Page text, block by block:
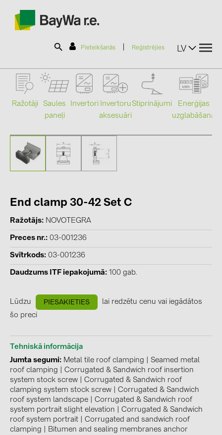
Pieteikšanās Reģistrējies LV
SOLAR-PLANIT
Informācija
Katalogi
kontakti
KATEGORIJAS
Invertori (105)
Invertoru aksesuāri (84)
Enerģijas uzglabāšana (74)
E-Mobilitāte (19)
Instalācijas (87)
RAŽOTĀJI
ABB (21)
AIKO Solar (2)
Ražotāji
Saules
paneļi
Invertori Invertoru
aksesuāri
Stiprinājumi
Enerģijas
uzglabāšana
End clamp 30-42 Set C
Ražotājs NOVOTEGRA
Preces nr. 03-001236
Svītrkods 03-001236
Daudzums ITF iepakojumā 100 gab.
Lūdzu PIESAKIETIES
lai redzētu cenu vai iegādātos
šo preci
Tehniskā informācija
Jumta segumi
Metal tile roof clamping
Seamed metal
roof clamping
Corrugated & Sandwich roof insertion
system stock screw
Corrugated & Sandwich roof
clamping system stock screw
Corrugated & Sandwich
roof system landscape
Corrugated & Sandwich roof
system portrait slight elevation
Corrugated & Sandwich
roof system portrait
Corrugated and sandwich roof
clamping
Bitumen and sealing membranes anchor